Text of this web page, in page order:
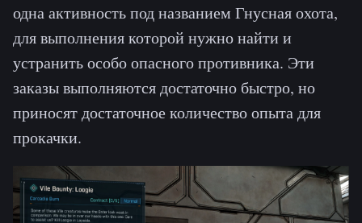
одна активность под названием Гнусная охота,
для выполнения которой нужно найти и
устранить особо опасного противника. Эти
заказы выполняются достаточно быстро, но
приносят достаточное количество опыта для
прокачки.